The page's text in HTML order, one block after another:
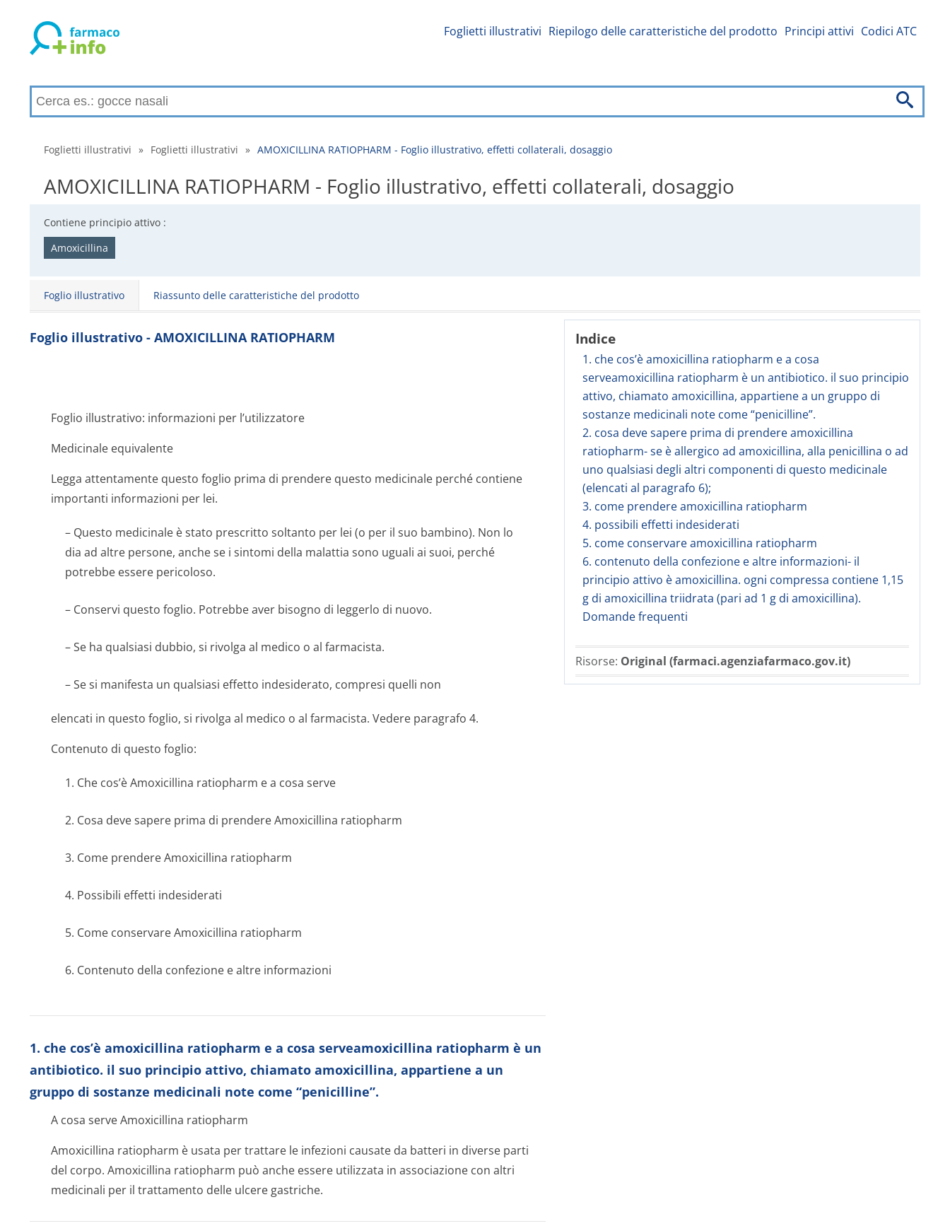
Foglietti illustrativi Riepilogo delle caratteristiche del prodotto Principi attivi Codici ATC
Foglietti illustrativi » Foglietti illustrativi » AMOXICILLINA RATIOPHARM - Foglio illustrativo, effetti collaterali, dosaggio
AMOXICILLINA RATIOPHARM - Foglio illustrativo, effetti collaterali, dosaggio
Contiene principio attivo :
Amoxicillina
Foglio illustrativo Riassunto delle caratteristiche del prodotto
Indice
1. che cos’è amoxicillina ratiopharm e a cosa
serveamoxicillina ratiopharm è un antibiotico. il suo principio
attivo, chiamato amoxicillina, appartiene a un gruppo di
sostanze medicinali note come “penicilline”.
2. cosa deve sapere prima di prendere amoxicillina
ratiopharm- se è allergico ad amoxicillina, alla penicillina o ad
uno qualsiasi degli altri componenti di questo medicinale
(elencati al paragrafo 6);
3. come prendere amoxicillina ratiopharm
4. possibili effetti indesiderati
5. come conservare amoxicillina ratiopharm
6. contenuto della confezione e altre informazioni- il
principio attivo è amoxicillina. ogni compressa contiene 1,15
g di amoxicillina triidrata (pari ad 1 g di amoxicillina).
Domande frequenti
Risorse: Original (farmaci.agenziafarmaco.gov.it)
Foglio illustrativo - AMOXICILLINA RATIOPHARM
Foglio illustrativo: informazioni per l’utilizzatore
Medicinale equivalente
Legga attentamente questo foglio prima di prendere questo medicinale perché contiene
importanti informazioni per lei.
– Questo medicinale è stato prescritto soltanto per lei (o per il suo bambino). Non lo
dia ad altre persone, anche se i sintomi della malattia sono uguali ai suoi, perché
potrebbe essere pericoloso.
– Conservi questo foglio. Potrebbe aver bisogno di leggerlo di nuovo.
– Se ha qualsiasi dubbio, si rivolga al medico o al farmacista.
– Se si manifesta un qualsiasi effetto indesiderato, compresi quelli non
elencati in questo foglio, si rivolga al medico o al farmacista. Vedere paragrafo 4.
Contenuto di questo foglio:
1. Che cos’è Amoxicillina ratiopharm e a cosa serve
2. Cosa deve sapere prima di prendere Amoxicillina ratiopharm
3. Come prendere Amoxicillina ratiopharm
4. Possibili effetti indesiderati
5. Come conservare Amoxicillina ratiopharm
6. Contenuto della confezione e altre informazioni
1. che cos’è amoxicillina ratiopharm e a cosa serveamoxicillina ratiopharm è un
antibiotico. il suo principio attivo, chiamato amoxicillina, appartiene a un
gruppo di sostanze medicinali note come “penicilline”.
A cosa serve Amoxicillina ratiopharm
Amoxicillina ratiopharm è usata per trattare le infezioni causate da batteri in diverse parti
del corpo. Amoxicillina ratiopharm può anche essere utilizzata in associazione con altri
medicinali per il trattamento delle ulcere gastriche.